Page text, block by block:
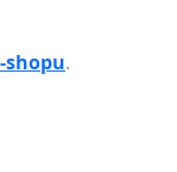
shopu.